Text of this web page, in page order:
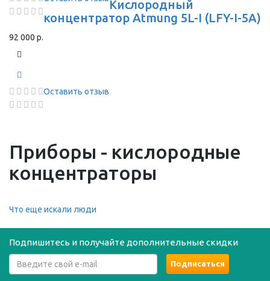
Кислородный
концентратор Atmung 5L-I (LFY-I-5A)
92 000 р.
Оставить отзыв
Приборы - кислородные
концентраторы
Что еще искали люди
Подпишитесь и получайте дополнительные скидки